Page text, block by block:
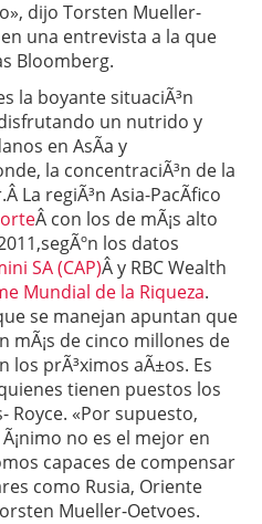
dijo Torsten Mueller-
una entrevista a la que
Bloomberg.
la boyante situaciÃ³n
un nutrido y
en AsÃ­a y
la concentraciÃ³n de la
La regiÃ³n Asia-PacÃ­fico
Â con los de mÃ¡s alto
los datos
SA (CAP)Â y RBC Wealth
Mundial de la Riqueza.
se manejan apuntan que
mÃ¡s de cinco millones de
los prÃ³ximos aÃ±os. Es
tienen puestos los
Royce. «Por supuesto,
no es el mejor en
capaces de compensar
como Rusia, Oriente
Mueller-Oetvoes.